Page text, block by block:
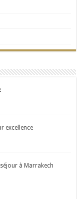
excellence
à Marrakech